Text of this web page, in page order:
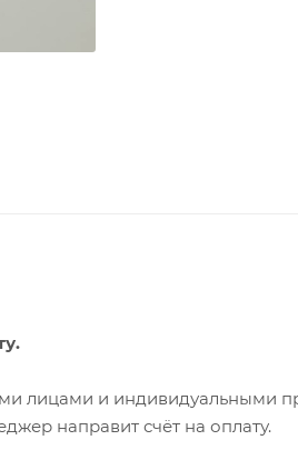
лицами и индивидуальными
направит счёт на оплату.